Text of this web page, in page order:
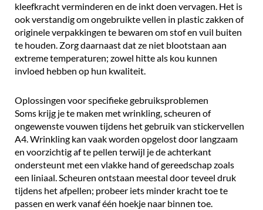
kleefkracht verminderen en de inkt doen vervagen. Het is
ook verstandig om ongebruikte vellen in plastic zakken of
originele verpakkingen te bewaren om stof en vuil buiten
te houden. Zorg daarnaast dat ze niet blootstaan aan
extreme temperaturen; zowel hitte als kou kunnen
invloed hebben op hun kwaliteit.
Oplossingen voor specifieke gebruiksproblemen
Soms krijg je te maken met wrinkling, scheuren of
ongewenste vouwen tijdens het gebruik van stickervellen
A4. Wrinkling kan vaak worden opgelost door langzaam
en voorzichtig af te pellen terwijl je de achterkant
ondersteunt met een vlakke hand of gereedschap zoals
een liniaal. Scheuren ontstaan meestal door teveel druk
tijdens het afpellen; probeer iets minder kracht toe te
passen en werk vanaf één hoekje naar binnen toe.